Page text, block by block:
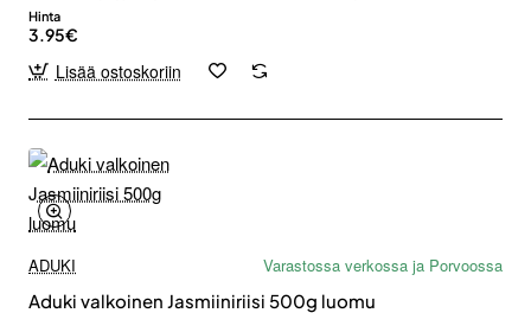
Hinta
3.95€
Lisää ostoskoriin
ADUKI
Varastossa verkossa ja Porvoossa
Aduki valkoinen Jasmiiniriisi 500g luomu